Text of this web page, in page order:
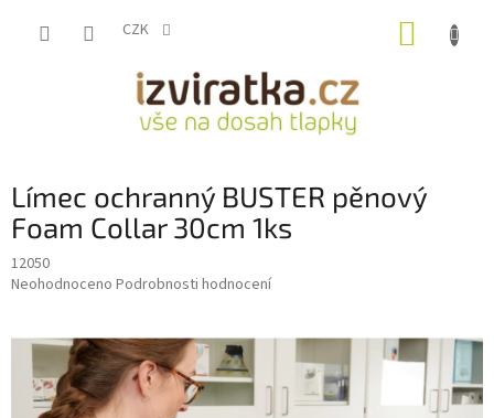
CZK
Límec ochranný BUSTER pěnový
Foam Collar 30cm 1ks
12050
Průměrné
Neohodnoceno Podrobnosti hodnocení